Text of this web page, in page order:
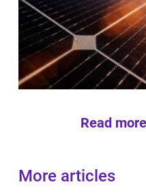
Read
More articles